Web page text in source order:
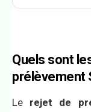
Quels sont
prélèvement
Le rejet de